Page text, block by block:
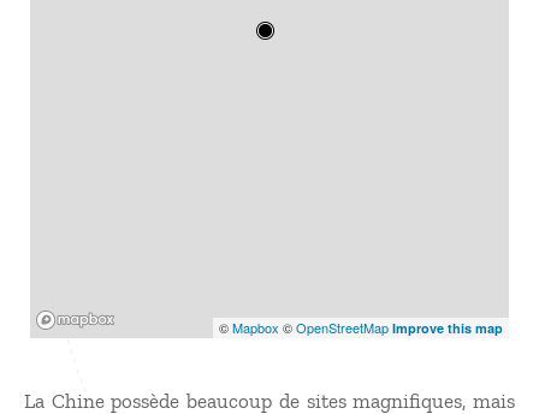
©Mapbox ©OpenStreetMap Improve this map
La Chine possède beaucoup de sites magnifiques, mais